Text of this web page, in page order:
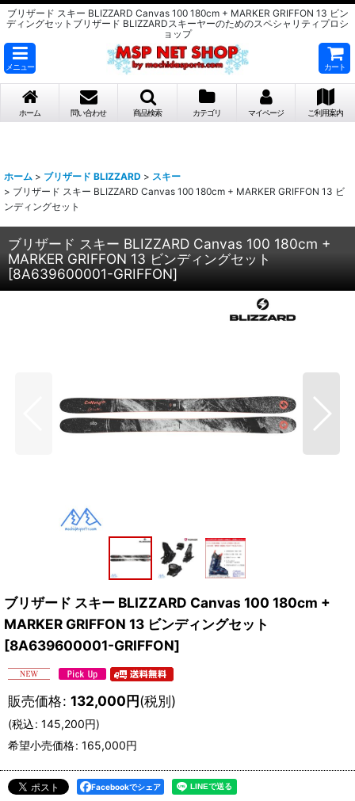
ブリザード スキー BLIZZARD Canvas 100 180cm + MARKER GRIFFON 13 ビン
ディングセットブリザード BLIZZARDスキーヤーのためのスペシャリティプロシ
ョップ
メニュー カート
ホーム 問い合わせ 商品検索 カテゴリ マイページ ご利用案内
ホーム > ブリザード BLIZZARD > スキー
> ブリザード スキー BLIZZARD Canvas 100 180cm + MARKER GRIFFON 13 ビ
ンディングセット
ブリザード スキー BLIZZARD Canvas 100 180cm +
MARKER GRIFFON 13 ビンディングセット
[8A639600001-GRIFFON]
ブリザード スキー BLIZZARD Canvas 100 180cm +
MARKER GRIFFON 13 ビンディングセット
[8A639600001-GRIFFON]
販売価格: 132,000円(税別)
(税込: 145,200円)
希望小売価格: 165,000円
Facebookでシェア